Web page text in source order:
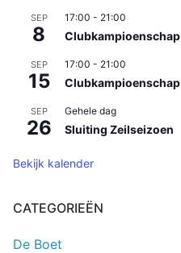
SEP
8
17:00 - 21:00
SEP
15
17:00 - 21:00
SEP
26
Gehele dag
Sluiting Zeilseizoen
Bekijk kalender
CATEGORIEËN
De Boet